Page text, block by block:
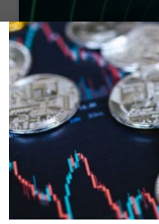
Settimana corta